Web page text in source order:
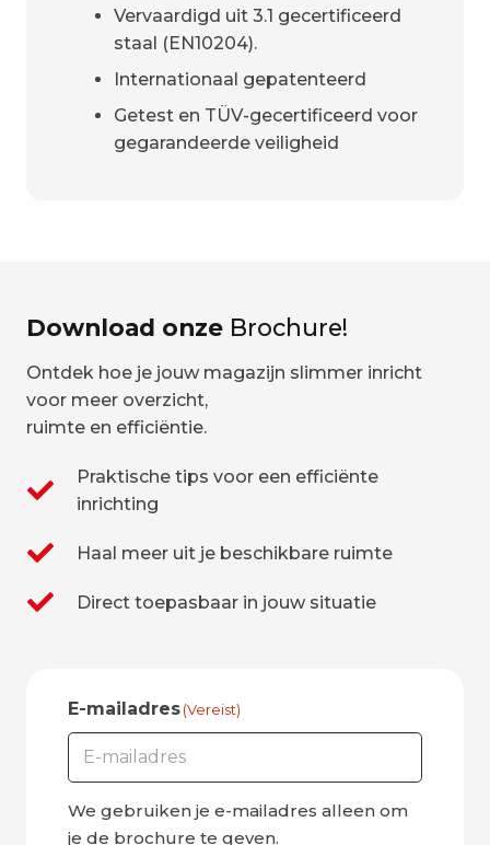
Vervaardigd uit 3.1 gecertificeerd
staal (EN10204).
Internationaal gepatenteerd
Getest en TÜV-gecertificeerd voor
gegarandeerde veiligheid
Download onze Brochure!
Ontdek hoe je jouw magazijn slimmer inricht
voor meer overzicht,
ruimte en efficiëntie.
Praktische tips voor een efficiënte
inrichting
Haal meer uit je beschikbare ruimte
Direct toepasbaar in jouw situatie
E-mailadres(Vereist)
We gebruiken je e-mailadres alleen om
je de brochure te geven.